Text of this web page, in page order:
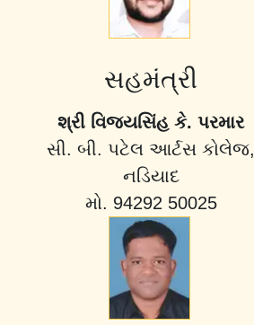
સહમંત્રી
શ્રી વિજયસિંહ કે. પરમાર
સી. બી. પટેલ આર્ટસ કોલેજ,
નડિયાદ
મો. 94292 50025